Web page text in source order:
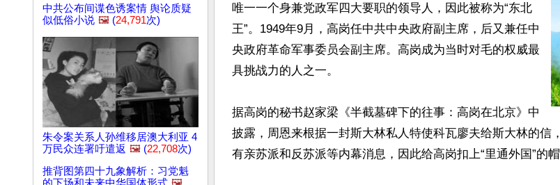
中共公布间谍色诱案情 舆论质疑
似低俗小说 🖼️ (24,791次)
朱令案关系人孙维移居澳大利亚 4
万民众连署吁遣返 🖼️ (22,708次)
推背图第四十九象解析：习党魁
唯一一个身兼党政军四大要职的领导人，因此被称为“东北
王”。1949年9月，高岗任中共中央政府副主席，后又兼任中
央政府革命军事委员会副主席。高岗成为当时对毛的权威最
具挑战力的人之一。
据高岗的秘书赵家梁《半截墓碑下的往事：高岗在北京》中
披露，周恩来根据一封斯大林私人特使科瓦廖夫给斯大林的信
有亲苏派和反苏派等内幕消息，因此给高岗扣上“里通外国”的帽